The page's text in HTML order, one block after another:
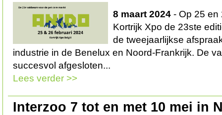
8 maart 2024 - Op 25 en
Kortrijk Xpo de 23ste
de tweejaarlijkse
industrie in de Benelux en Noord-Frankrijk. De
succesvol afgesloten...
Lees verder >>
Interzoo 7 tot en met 10 mei in